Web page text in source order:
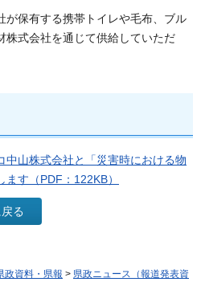
が保有する携帯トイレや毛布、ブル
株式会社を通じて供給していただ
中山株式会社と「災害時における物
す（PDF：122KB）
る
政資料・県報 > 県政ニュース（報道発表資